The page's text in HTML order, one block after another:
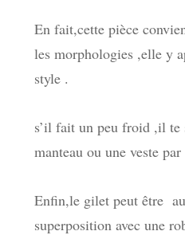
En fait,cette pièce
les morphologies ,elle y
style .
s’il fait un peu froid ,il
manteau ou une veste par
Enfin,le gilet peut être
superposition avec une